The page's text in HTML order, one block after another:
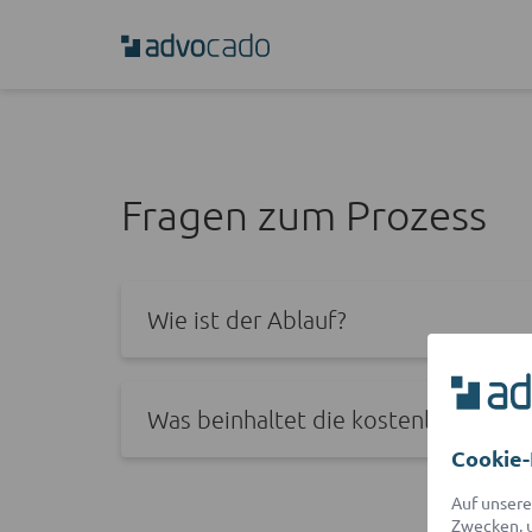
Fragen zum Prozess
Wie ist der Ablauf?
Was beinhaltet die kostenlose
Auf
Zwecken,